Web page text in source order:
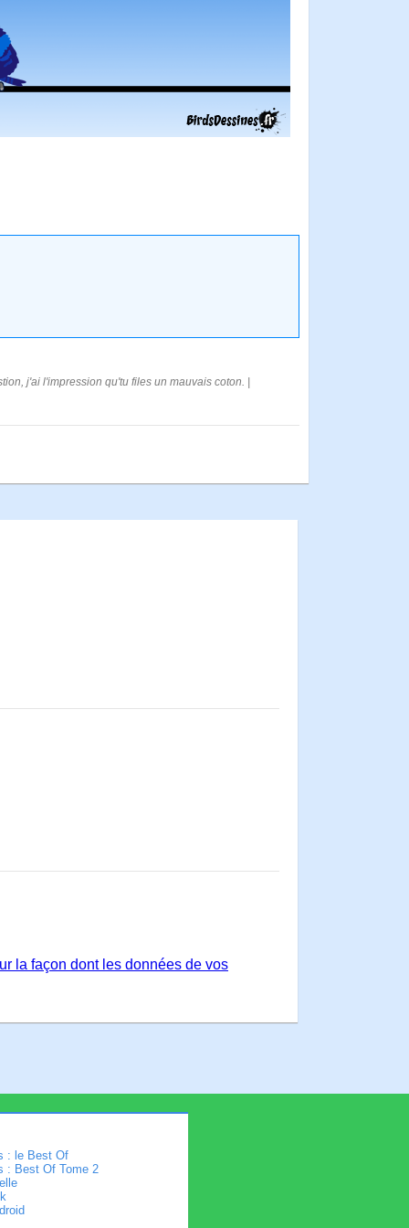
j'ai l'impression qu'tu files un mauvais coton. |
la façon dont les données de vos
: le Best Of
: Best Of Tome 2